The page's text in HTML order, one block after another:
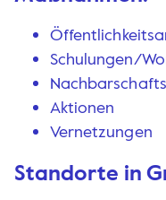
Schulungen/
Aktionen
Vernetzungen
Standorte in